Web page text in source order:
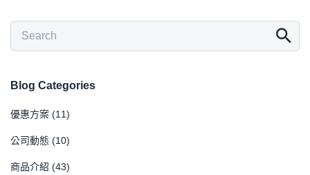
Blog Categories
優惠方案 (11)
公司動態 (10)
商品介紹 (43)